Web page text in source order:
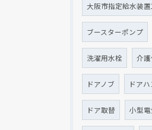
大阪市指定給水装
ブースターポンプ
洗濯用水栓 介
ドアノブ ドア
ドア取替 小型